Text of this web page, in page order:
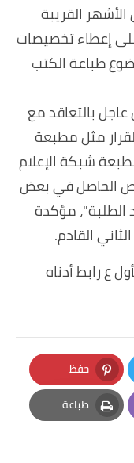
القريبة
إعطاء تخصيصات
طباعة الكتب
بالتعاقد مع
مثل مطبعة
شبكة الإعلام
الحاصل في بعض
الطلبة"، مؤكدة
القادم.
ع رابط أدناه
حفظ
Pinterest
طباعة
Print